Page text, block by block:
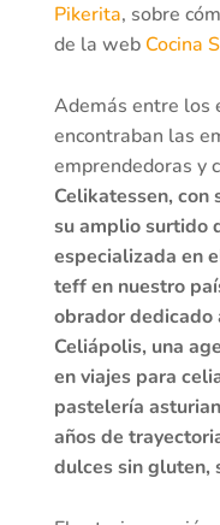
Pikerita, sobre
de la web Cocina
Además entre los
encontraban las
emprendedoras y
Celikatessen, con
su amplio surtido
especializada en
teff en nuestro
obrador dedicado
Celiápolis, una
en viajes para
pastelería
años de
dulces sin gluten,